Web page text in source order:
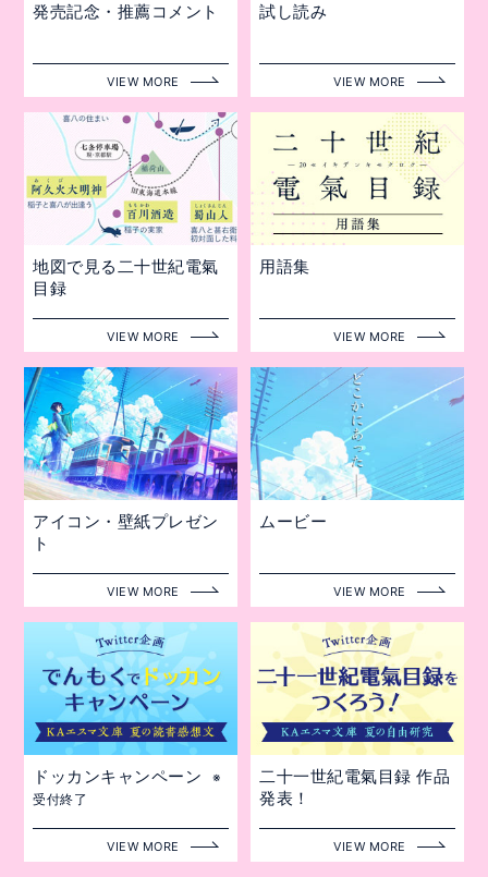
発売記念・推薦コメント
VIEW MORE
試し読み
VIEW MORE
地図で見る二十世紀電氣
目録
VIEW MORE
用語集
VIEW MORE
アイコン・壁紙プレゼン
ト
VIEW MORE
ムービー
VIEW MORE
ドッカンキャンペーン
※
受付終了
VIEW MORE
二十一世紀電氣目録 作品
発表！
VIEW MORE